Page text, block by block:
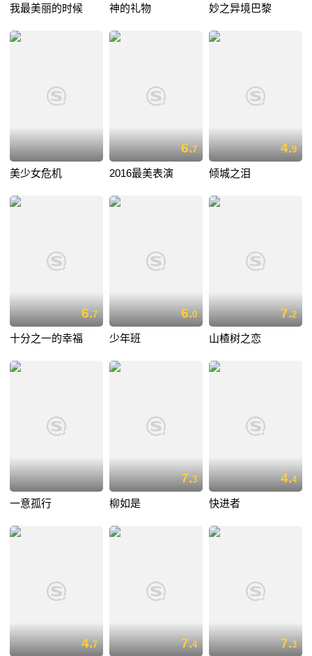
我最美丽的时候 神的礼物 妙之异境巴黎
美少女危机
6.7
2016最美表演
4.9
倾城之泪
6.7
十分之一的幸福
6.0
少年班
7.2
山楂树之恋
一意孤行
7.3
柳如是
4.4
快进者
4.7 7.4 7.3